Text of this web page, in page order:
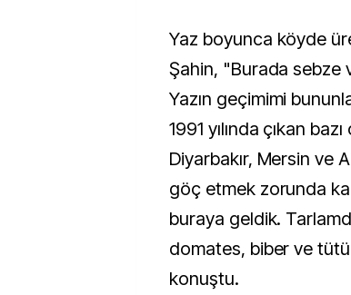
Yaz boyunca köyde
Şahin, "Burada sebze
Yazın geçimimi
1991 yılında çıkan
Diyarbakır, Mersin ve
göç etmek zorunda
buraya geldik.
domates, biber ve
konuştu.